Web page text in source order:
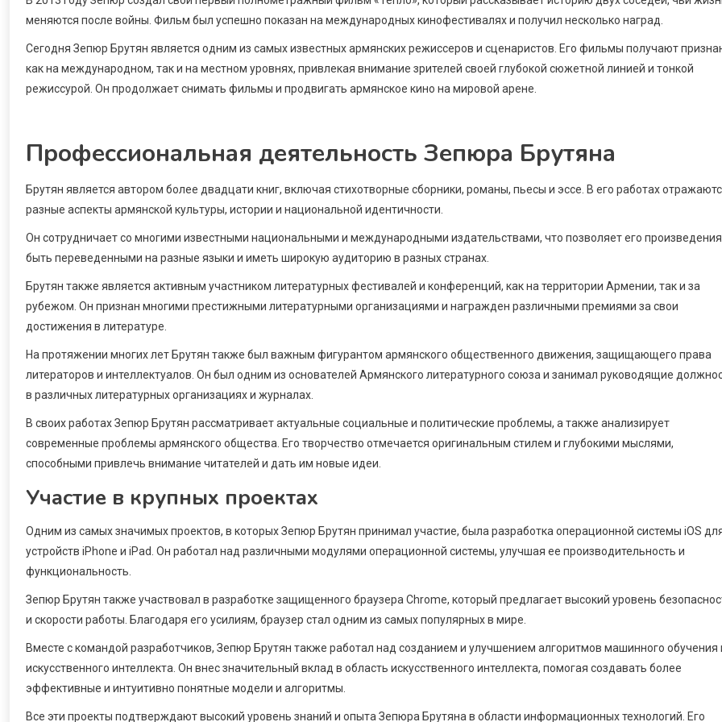
меняются после войны. Фильм был успешно показан на международных кинофестивалях и получил несколько наград.
Сегодня Зепюр Брутян является одним из самых известных армянских режиссеров и сценаристов. Его фильмы получают
как на международном, так и на местном уровнях, привлекая внимание зрителей своей глубокой сюжетной линией и тонкой
режиссурой. Он продолжает снимать фильмы и продвигать армянское кино на мировой арене.
Профессиональная деятельность Зепюра Брутяна
Брутян является автором более двадцати книг, включая стихотворные сборники, романы, пьесы и эссе. В его работах
разные аспекты армянской культуры, истории и национальной идентичности.
Он сотрудничает со многими известными национальными и международными издательствами, что позволяет его
быть переведенными на разные языки и иметь широкую аудиторию в разных странах.
Брутян также является активным участником литературных фестивалей и конференций, как на территории Армении, так и за
рубежом. Он признан многими престижными литературными организациями и награжден различными премиями за свои
достижения в литературе.
На протяжении многих лет Брутян также был важным фигурантом армянского общественного движения, защищающего права
литераторов и интеллектуалов. Он был одним из основателей Армянского литературного союза и занимал руководящие
в различных литературных организациях и журналах.
В своих работах Зепюр Брутян рассматривает актуальные социальные и политические проблемы, а также анализирует
современные проблемы армянского общества. Его творчество отмечается оригинальным стилем и глубокими мыслями,
способными привлечь внимание читателей и дать им новые идеи.
Участие в крупных проектах
Одним из самых значимых проектов, в которых Зепюр Брутян принимал участие, была разработка операционной системы iOS
устройств iPhone и iPad. Он работал над различными модулями операционной системы, улучшая ее производительность и
функциональность.
Зепюр Брутян также участвовал в разработке защищенного браузера Chrome, который предлагает высокий уровень
и скорости работы. Благодаря его усилиям, браузер стал одним из самых популярных в мире.
Вместе с командой разработчиков, Зепюр Брутян также работал над созданием и улучшением алгоритмов машинного обучения
искусственного интеллекта. Он внес значительный вклад в область искусственного интеллекта, помогая создавать более
эффективные и интуитивно понятные модели и алгоритмы.
Все эти проекты подтверждают высокий уровень знаний и опыта Зепюра Брутяна в области информационных технологий. Его